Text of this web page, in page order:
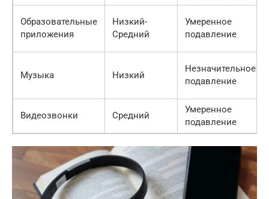
Образовательные
приложения
Низкий-
Средний
Умеренное
подавление
Музыка Низкий
Незначительное
подавление
Видеозвонки Средний
Умеренное
подавление